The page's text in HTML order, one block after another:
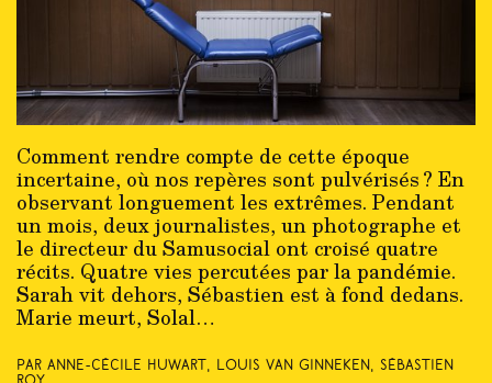
Comment rendre compte de cette époque
incertaine, où nos repères sont pulvérisés ? En
observant longuement les extrêmes. Pendant
un mois, deux journalistes, un photographe et
le directeur du Samusocial ont croisé quatre
récits. Quatre vies percutées par la pandémie.
Sarah vit dehors, Sébastien est à fond dedans.
Marie meurt, Solal…
Par Anne-Cécile Huwart, Louis Van Ginneken, Sébastien